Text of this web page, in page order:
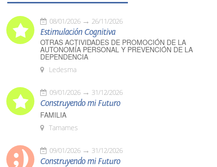
08/01/2026 26/11/2026
Estimulación Cognitiva
OTRAS ACTIVIDADES DE PROMOCIÓN DE LA
AUTONOMÍA PERSONAL Y PREVENCIÓN DE LA
DEPENDENCIA
Ledesma
09/01/2026 31/12/2026
Construyendo mi Futuro
FAMILIA
Tamames
09/01/2026 31/12/2026
Construyendo mi Futuro